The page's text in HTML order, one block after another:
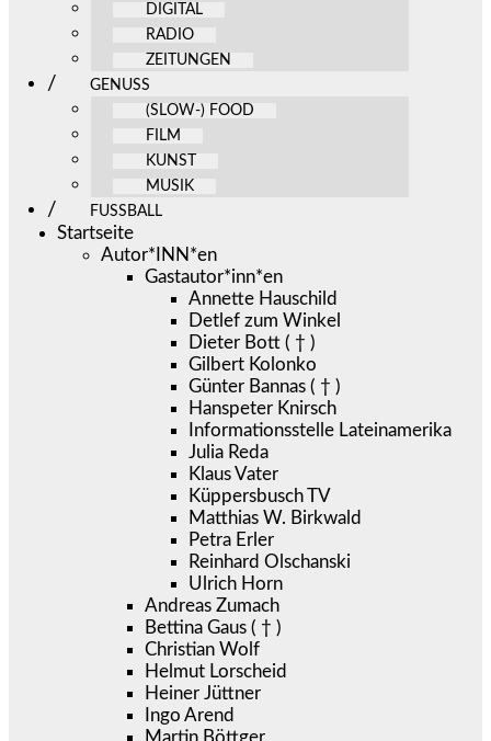
DIGITAL
RADIO
ZEITUNGEN
GENUSS
(SLOW-) FOOD
FILM
KUNST
MUSIK
FUSSBALL
Startseite
Autor*INN*en
Gastautor*inn*en
Annette Hauschild
Detlef zum Winkel
Dieter Bott ( † )
Gilbert Kolonko
Günter Bannas ( † )
Hanspeter Knirsch
Informationsstelle Lateinamerika
Julia Reda
Klaus Vater
Küppersbusch TV
Matthias W. Birkwald
Petra Erler
Reinhard Olschanski
Ulrich Horn
Andreas Zumach
Bettina Gaus ( † )
Christian Wolf
Helmut Lorscheid
Heiner Jüttner
Ingo Arend
Martin Böttger